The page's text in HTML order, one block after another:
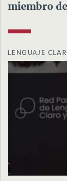
miembro
LENGUAJE